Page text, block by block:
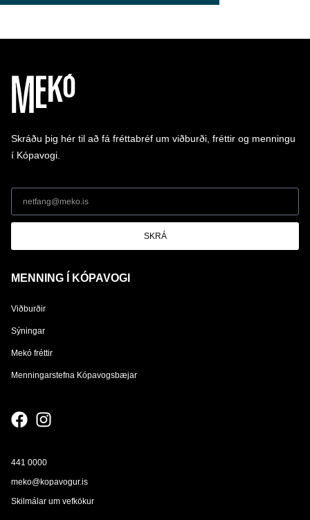
Skráðu þig hér til að fá fréttabréf um viðburði, fréttir og menningu
í Kópavogi.
SKRÁ
MENNING Í KÓPAVOGI
Viðburðir
Sýningar
Mekó fréttir
Menningarstefna Kópavogsbæjar
441 0000
meko@kopavogur.is
Skilmálar um vefkökur